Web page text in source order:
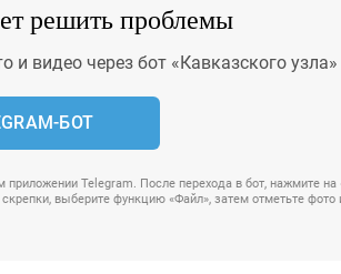
решить проблемы
и видео через бот «Кавказского
БОТ
приложении Telegram. После перехода в бот, нажмите
выберите функцию «Файл», затем отметьте фото